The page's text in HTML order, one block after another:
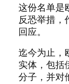
这份名单是
反恐举措，
回应。
迄今为止，
实体，包括
分子，并对